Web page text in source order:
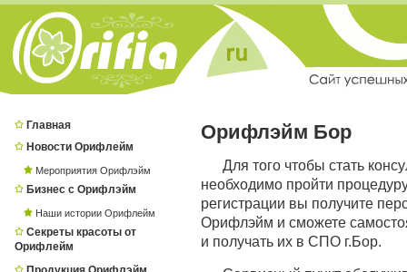
Главная
Новости Орифлейм
Мероприятия Орифлэйм
Бизнес с Орифлэйм
Наши истории Орифлейм
Секреты красоты от
Орифлейм
Орифлэйм Бор
Для того чтобы стать
необходимо пройти
регистрации вы получите
Орифлэйм и сможете
и получать их в СПО г.Бор.